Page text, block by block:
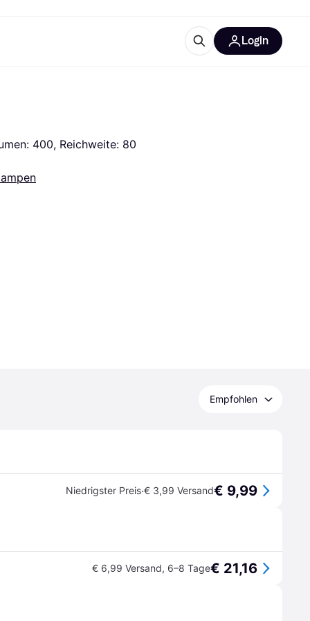
Login
400, Reichweite: 80
Empfohlen
Niedrigster Preis·€ 3,99 Versand€ 9,99
€ 6,99 Versand, 6–8 Tage€ 21,16